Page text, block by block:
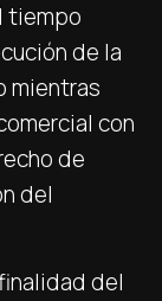
tiempo
de la
mientras
con
de
del
del